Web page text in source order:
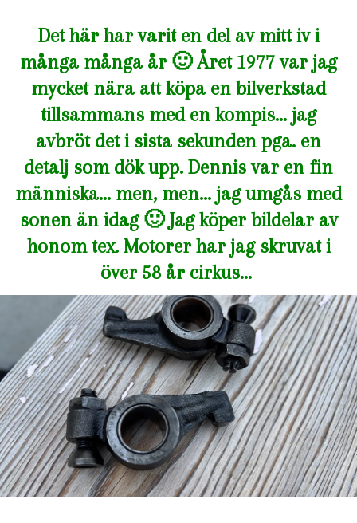
Det här har varit en del av mitt iv i
många många år 🙂 Året 1977 var jag
mycket nära att köpa en bilverkstad
tillsammans med en kompis… jag
avbröt det i sista sekunden pga. en
detalj som dök upp. Dennis var en fin
människa… men, men… jag umgås med
sonen än idag 🙂 Jag köper bildelar av
honom tex. Motorer har jag skruvat i
över 58 år cirkus…